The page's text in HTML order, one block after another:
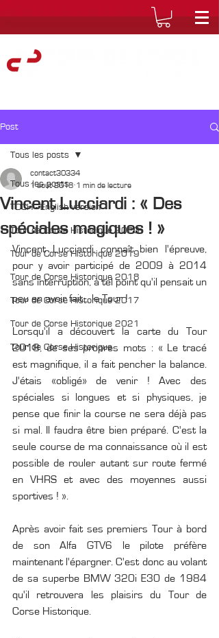
Post
Tous les posts
TDCH - English version
Tour de Corse Historique 2020
Tour de Corse Historique 2019
Tour de Corse Historique 2018
Tour de Corse Historique 2017
Tour de Corse Historique 2021
Tour de Corse Historique
Tous les posts
Vincent Lucciardi : « Des
spéciales magiques ! »
contact30334
1 août 2018 1 min de lecture
Vincent Lucciardi connaît bien l'épreuve,
pour y avoir participé de 2009 à 2014
sans interruption, à tel point qu'il pensait un
peu en avoir fait... le Tour !
Lorsqu'il a découvert la carte du Tour
2018, de ses propres mots : « Le tracé
est magnifique, il a fait pencher la balance.
J'étais «obligé» de venir ! Avec des
spéciales si longues et si physiques, je
pense que finir la course ne sera déjà pas
si mal. Il faudra être bien préparé. C'est la
seule course de ma connaissance où il est
possible de rouler autant sur route fermé
en VHRS et avec des moyennes aussi
sportives ! ».
Après avoir fait ses premiers Tour à bord
de son Alfa GTV6 le pilote préfère
maintenant l'épargner. C'est donc au volant
de sa superbe BMW 320i E30 de 1984
qu'il retrouvera les plaisirs du Tour de
Corse Historique.